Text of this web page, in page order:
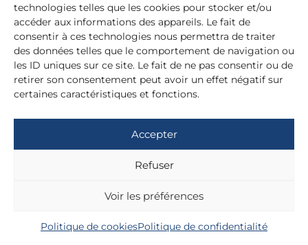
technologies telles que les cookies pour stocker et/ou
accéder aux informations des appareils. Le fait de
consentir à ces technologies nous permettra de traiter
des données telles que le comportement de navigation ou
les ID uniques sur ce site. Le fait de ne pas consentir ou de
retirer son consentement peut avoir un effet négatif sur
certaines caractéristiques et fonctions.
Accepter
Refuser
Voir les préférences
Politique de cookiesPolitique de confidentialité